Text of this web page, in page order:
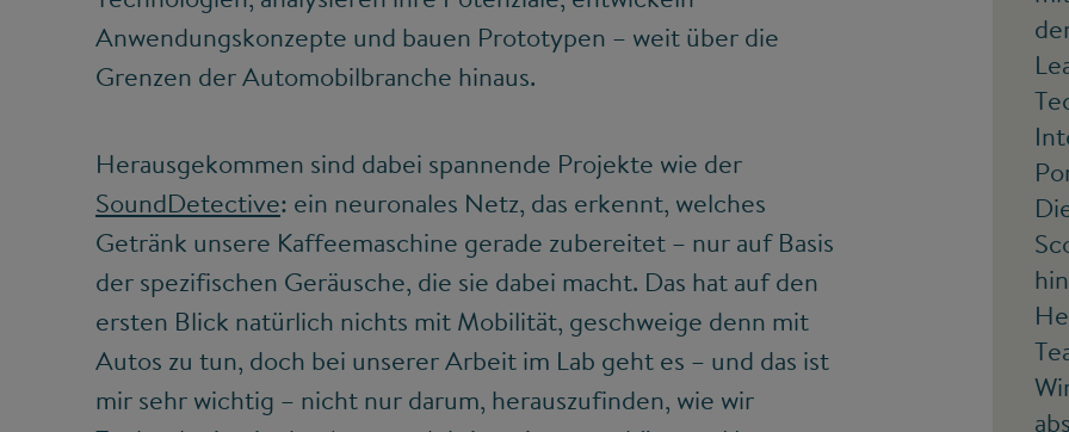
Anwendungskonzepte und bauen Prototypen – weit über die
Grenzen der Automobilbranche hinaus.
Herausgekommen sind dabei spannende Projekte wie der
SoundDetective: ein neuronales Netz, das erkennt, welches
Getränk unsere Kaffeemaschine gerade zubereitet – nur auf Basis
der spezifischen Geräusche, die sie dabei macht. Das hat auf den
ersten Blick natürlich nichts mit Mobilität, geschweige denn mit
Autos zu tun, doch bei unserer Arbeit im Lab geht es – und das ist
mir sehr wichtig – nicht nur darum, herauszufinden, wie wir